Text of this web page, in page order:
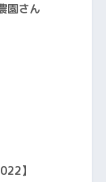
園さん
】